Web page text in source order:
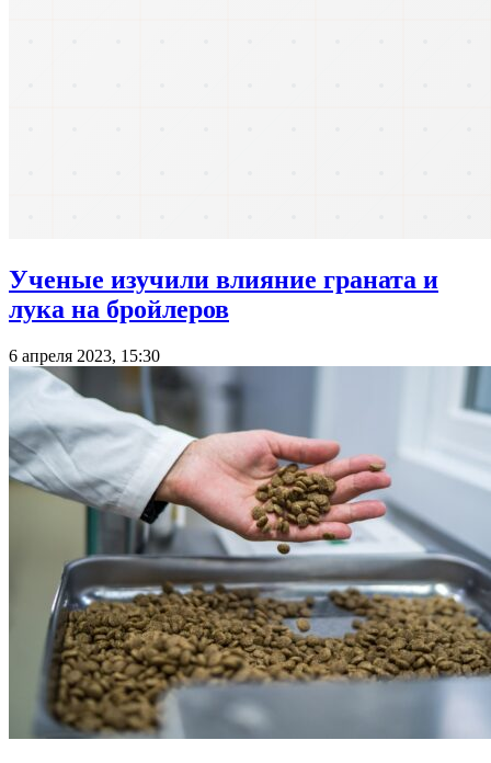
Ученые изучили влияние граната и
лука на бройлеров
6 апреля 2023, 15:30